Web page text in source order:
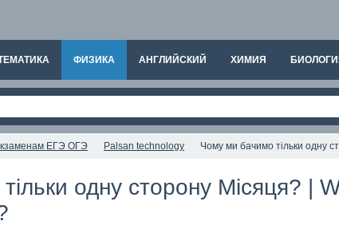
ФИЗИКА АНГЛИЙСКИЙ ХИМИЯ
ЕГЭ ОГЭ Palsan technology Чому ми бачимо тільки одну
одну сторону Місяця? |